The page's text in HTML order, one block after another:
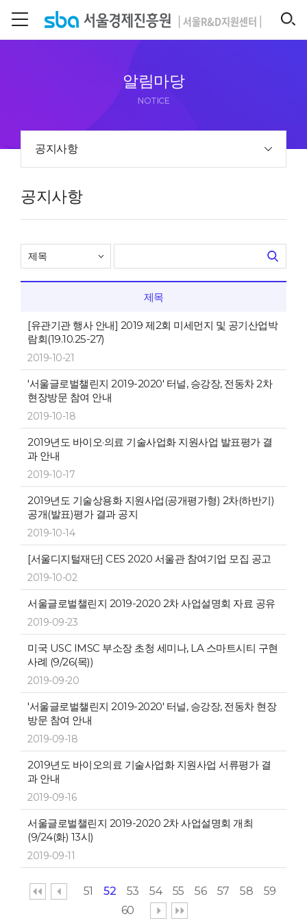
SEARCH
알림마당
NOTICE
공지사항
공지사항
제목
[유관기관 행사 안내] 2019 제2회 미세먼지 및 공기산업박
람회(19.10.25-27)
2019-10-21
'서울글로벌챌린지 2019-2020' 터널, 승강장, 전동차 2차
현장방문 참여 안내
2019-10-18
2019년도 바이오·의료 기술사업화 지원사업 발표평가 결
과 안내
2019-10-17
2019년도 기술상용화 지원사업(공개평가형) 2차(하반기)
공개(발표)평가 결과 공지
2019-10-14
[서울디지털재단] CES 2020 서울관 참여기업 모집 공고
2019-10-02
서울글로벌챌린지 2019-2020 2차 사업설명회 자료 공유
2019-09-23
미국 USC IMSC 부소장 초청 세미나, LA 스마트시티 구현
사례 (9/26(목))
2019-09-20
'서울글로벌챌린지 2019-2020' 터널, 승강장, 전동차 현장
방문 참여 안내
2019-09-18
2019년도 바이오의료 기술사업화 지원사업 서류평가 결
과 안내
2019-09-16
서울글로벌챌린지 2019-2020 2차 사업설명회 개최
(9/24(화) 13시)
2019-09-11
51 52 53 54 55 56 57 58
59
60